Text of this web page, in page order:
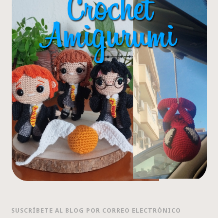
SUSCRÍBETE AL BLOG POR CORREO ELECTRÓNICO